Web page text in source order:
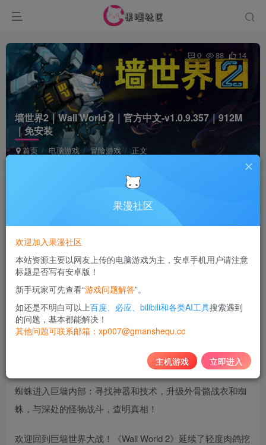
墙世界2｜Wall World 2｜官方中文-v1.0.9.357｜912M
｜免安装
首页 电脑游戏 冒险游戏 正文
0 88 14
此内容为付费资源，请付费后查看
10
黄金会员免费
在神秘的墙内世界中，精彩绝伦的冒险仍在继续。驾驶机械
蜘蛛进入巨墙内部：寻找神器和技术，升级外骨骼战衣和蜘
蛛，与深处的怪物战斗，查明真相！
欢迎回到巨墙世界大战！《Wall World 2》延续了轻度肉鸽挖
果漫社区
欢迎加入果漫社区
本站资源主要以网友上传的电脑游戏为主，安卓手机用户请注意
标题是否写有安卓版！
新手玩家可先查看“游戏问题解答”。
如还是不明白可以上百度、必应、bilibili和各类AI工具搜索遇到
的问题，基本都能解决！
其他问题可联系邮箱：xp007@gmanshequ.cc
主机游戏 立即进入